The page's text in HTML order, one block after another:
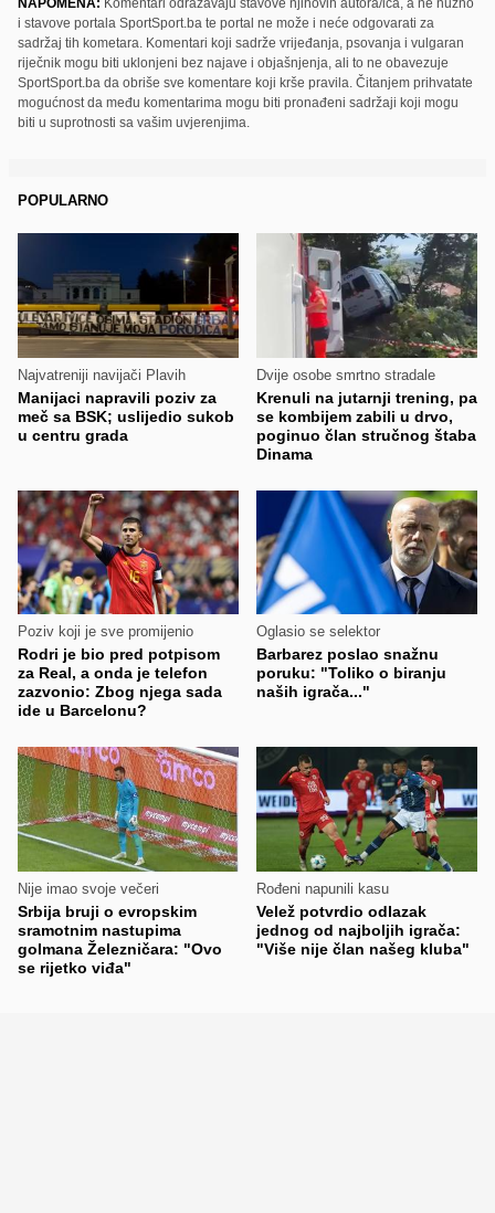
NAPOMENA: Komentari odražavaju stavove njihovih autora/ica, a ne nužno
i stavove portala SportSport.ba te portal ne može i neće odgovarati za
sadržaj tih kometara. Komentari koji sadrže vrijeđanja, psovanja i vulgaran
riječnik mogu biti uklonjeni bez najave i objašnjenja, ali to ne obavezuje
SportSport.ba da obriše sve komentare koji krše pravila. Čitanjem prihvatate
mogućnost da među komentarima mogu biti pronađeni sadržaji koji mogu
biti u suprotnosti sa vašim uvjerenjima.
POPULARNO
Najvatreniji navijači Plavih
Manijaci napravili poziv za
meč sa BSK; uslijedio sukob
u centru grada
Dvije osobe smrtno stradale
Krenuli na jutarnji trening, pa
se kombijem zabili u drvo,
poginuo član stručnog štaba
Dinama
Poziv koji je sve promijenio
Rodri je bio pred potpisom
za Real, a onda je telefon
zazvonio: Zbog njega sada
ide u Barcelonu?
Oglasio se selektor
Barbarez poslao snažnu
poruku: "Toliko o biranju
naših igrača..."
Nije imao svoje večeri
Srbija bruji o evropskim
sramotnim nastupima
golmana Železničara: "Ovo
se rijetko viđa"
Rođeni napunili kasu
Velež potvrdio odlazak
jednog od najboljih igrača:
"Više nije član našeg kluba"